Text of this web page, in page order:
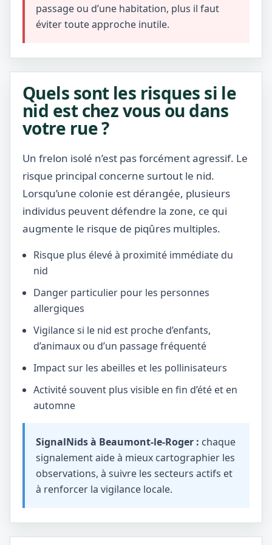
passage ou d’une habitation, plus il faut
éviter toute approche inutile.
Quels sont les risques si le
nid est chez vous ou dans
votre rue ?
Un frelon isolé n’est pas forcément agressif. Le
risque principal concerne surtout le nid.
Lorsqu’une colonie est dérangée, plusieurs
individus peuvent défendre la zone, ce qui
augmente le risque de piqûres multiples.
Risque plus élevé à proximité immédiate du
nid
Danger particulier pour les personnes
allergiques
Vigilance si le nid est proche d’enfants,
d’animaux ou d’un passage fréquenté
Impact sur les abeilles et les pollinisateurs
Activité souvent plus visible en fin d’été et en
automne
SignalNids à Beaumont-le-Roger : chaque
signalement aide à mieux cartographier les
observations, à suivre les secteurs actifs et
à renforcer la vigilance locale.